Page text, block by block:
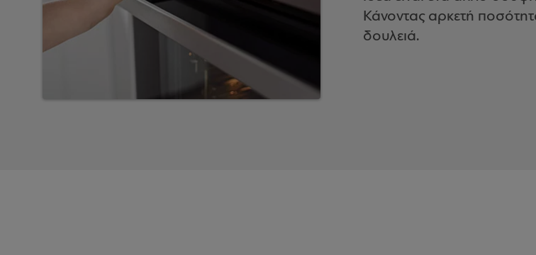
Κάνοντας αρκετή
δουλειά.